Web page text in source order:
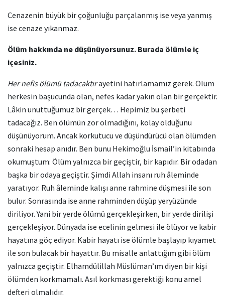
Cenazenin büyük bir çoğunluğu parçalanmış ise veya yanmış
ise cenaze yıkanmaz.
Ölüm hakkında ne düşünüyorsunuz. Burada ölümle iç
içesiniz.
Her nefis ölümü tadacaktırayetini hatırlamamız gerek. Ölüm
herkesin başucunda olan, nefes kadar yakın olan bir gerçektir.
Lâkin unuttuğumuz bir gerçek… Hepimiz bu şerbeti
tadacağız. Ben ölümün zor olmadığını, kolay olduğunu
düşünüyorum. Ancak korkutucu ve düşündürücü olan ölümden
sonraki hesap anıdır. Ben bunu Hekimoğlu İsmail’in kitabında
okumuştum: Ölüm yalnızca bir geçiştir, bir kapıdır. Bir odadan
başka bir odaya geçiştir. Şimdi Allah insanı ruh âleminde
yaratıyor. Ruh âleminde kalışı anne rahmine düşmesi ile son
bulur. Sonrasında ise anne rahminden düşüp yeryüzünde
diriliyor. Yani bir yerde ölümü gerçekleşirken, bir yerde dirilişi
gerçekleşiyor. Dünyada ise ecelinin gelmesi ile ölüyor ve kabir
hayatına göç ediyor. Kabir hayatı ise ölümle başlayıp kıyamet
ile son bulacak bir hayattır. Bu misalle anlattığım gibi ölüm
yalnızca geçiştir. Elhamdülillah Müslüman’ım diyen bir kişi
ölümden korkmamalı. Asıl korkması gerektiği konu amel
defteri olmalıdır.